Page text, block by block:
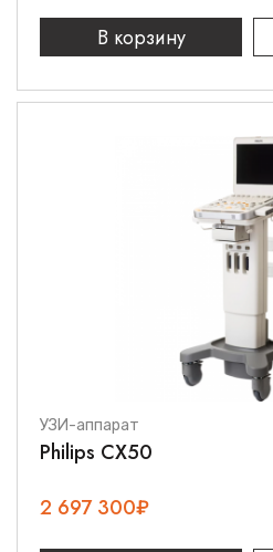
В корзину
УЗИ-аппарат
Philips CX50
2 697 300₽